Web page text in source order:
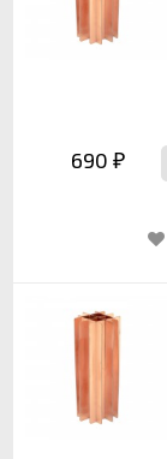
690 ₽